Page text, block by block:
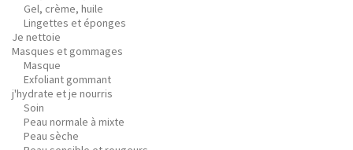
Gel, crème, huile
Lingettes et éponges
Je nettoie
Masques et gommages
Masque
Exfoliant gommant
j'hydrate et je nourris
Soin
Peau normale à mixte
Peau sèche